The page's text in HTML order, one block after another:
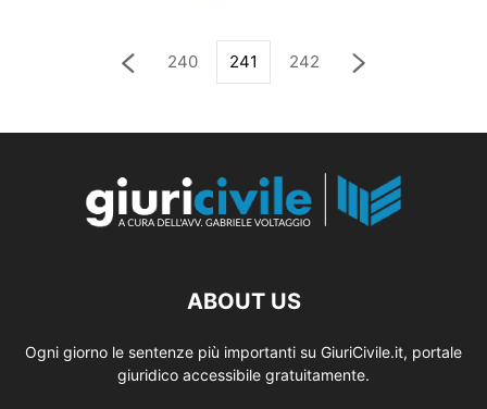
240 241 242
ABOUT US
Ogni giorno le sentenze più importanti su GiuriCivile.it, portale
giuridico accessibile gratuitamente.